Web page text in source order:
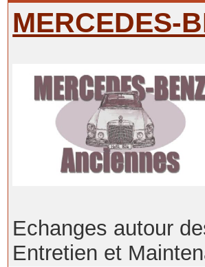
MERCEDES-
Echanges autour
Entretien et